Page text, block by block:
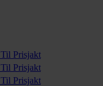
Til Prisjakt
Til Prisjakt
Til Prisjakt